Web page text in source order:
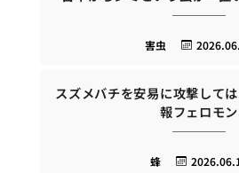
害虫
スズメバチを安易に攻撃して
報フェロモン
蜂